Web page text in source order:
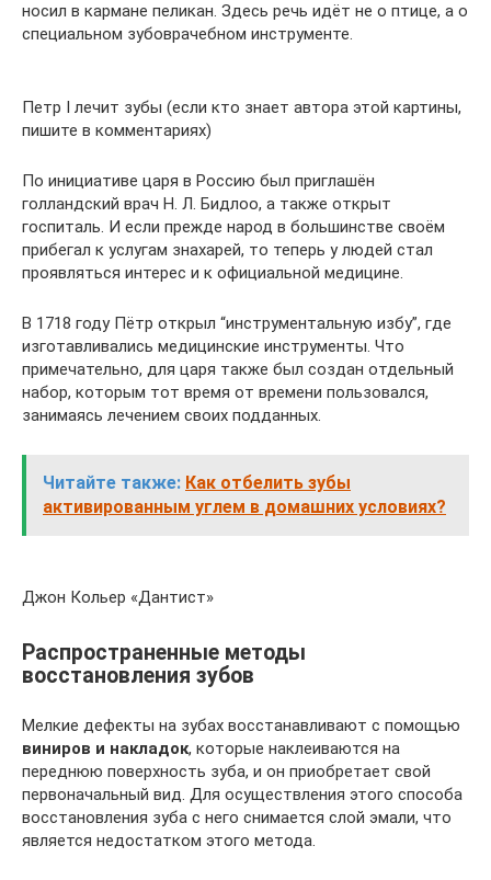
носил в кармане пеликан. Здесь речь идёт не о птице, а о
специальном зубоврачебном инструменте.
Петр I лечит зубы (если кто знает автора этой картины,
пишите в комментариях)
По инициативе царя в Россию был приглашён
голландский врач Н. Л. Бидлоо, а также открыт
госпиталь. И если прежде народ в большинстве своём
прибегал к услугам знахарей, то теперь у людей стал
проявляться интерес и к официальной медицине.
В 1718 году Пётр открыл “инструментальную избу”, где
изготавливались медицинские инструменты. Что
примечательно, для царя также был создан отдельный
набор, которым тот время от времени пользовался,
занимаясь лечением своих подданных.
Читайте также: Как отбелить зубы
активированным углем в домашних условиях?
Джон Кольер «Дантист»
Распространенные методы
восстановления зубов
Мелкие дефекты на зубах восстанавливают с помощью
виниров и накладок, которые наклеиваются на
переднюю поверхность зуба, и он приобретает свой
первоначальный вид. Для осуществления этого способа
восстановления зуба с него снимается слой эмали, что
является недостатком этого метода.